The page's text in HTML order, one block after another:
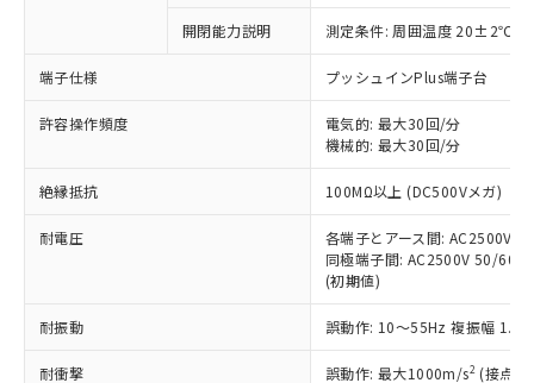
開閉能力説明 測定条件: 周囲温度 20±2℃、
端子仕様 プッシュインPlus端子台
許容操作頻度
電気的: 最大30回/分
機械的: 最大30回/分
絶縁抵抗 100MΩ以上 (DC500Vメガ)
耐電圧
各端子とアース間: AC2500V
同極端子間: AC2500V 50/
(初期値)
耐振動 誤動作: 10～55Hz 複振幅
耐衝撃 誤動作: 最大1000m/s2 (接点
以下の条件をお読みいただき、同意のうえ
ご利用ください。
本サービスは、当社制御機器事業取扱
商品の当社在庫状況および標準価格
当社制御機器事業取扱商品の中には、
本サービスの対象外となる商品もある
ことをご了承ください。
在庫状況および標準価格照会結果は、
記載している更新日時点での社内デー
タに基づき作成されるものであり、閲
覧された時点での実際の在庫および標
対応予定なし：EU RoHS指令（10物質）の
非含有に非対応の商品で、対応品を出す予
定はありません。
調査・確認中：EU RoHS指令（10物質）の
非含有の対応状況を調査中または確認中の
非該当品：ライセンス料など無形物で、有
害物質有無と関係のない商品です。
いたものが、含有品と判明した場合などや
むを得ず変更することがあります。
六価クロム(Cr(Ⅵ)) 1000ppm以下、ポリ臭化ビフェニル
※1 中国RoHS○×表
「○」：最大均質材料含有率が中国RoHSの
基準値以下であることを示します。
「×」：最大均質材料含有率が中国RoHSの
基準値を超えていることを示します。
「－」：未確認です。当社販売部門へお問
*中国RoHS10物質の基準値 (GB/T26572)：
Pb(鉛) :1000ppm、 Hg(水銀) : 1000ppm、 Cd(カドミウ
当社は、これら貴社製品のうち、外国
為替および外国貿易法に定める商品
（以下｢規制貨物等」という）を輸出
または国外への提供する場合は、日本
国政府の輸出許可(または役務取引許